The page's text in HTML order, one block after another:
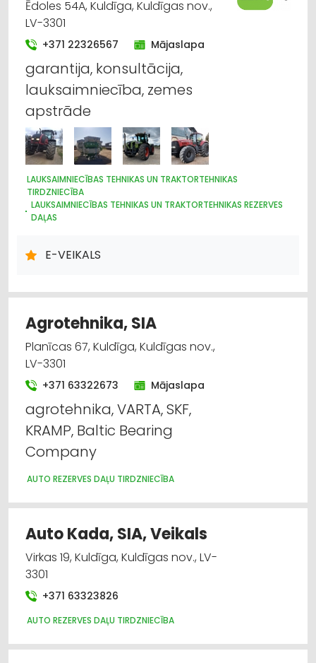
Ēdoles 54A, Kuldīga, Kuldīgas nov.,
LV-3301
+371 22326567 Mājaslapa
garantija, konsultācija,
lauksaimniecība, zemes
apstrāde
LAUKSAIMNIECĪBAS TEHNIKAS UN TRAKTORTEHNIKAS
TIRDZNIECĪBA
LAUKSAIMNIECĪBAS TEHNIKAS UN TRAKTORTEHNIKAS REZERVES
DAĻAS
INSTRUMENTU UN DARBARĪKU TIRDZNIECĪBA
AUTO REZERVES DAĻU TIRDZNIECĪBA
AUTO TIRDZNIECĪBA, AUTOSALONI
E-VEIKALS
Agrotehnika, SIA
Planīcas 67, Kuldīga, Kuldīgas nov.,
LV-3301
+371 63322673 Mājaslapa
agrotehnika, VARTA, SKF,
KRAMP, Baltic Bearing
Company
AUTO REZERVES DAĻU TIRDZNIECĪBA
Auto Kada, SIA, Veikals
Virkas 19, Kuldīga, Kuldīgas nov., LV-
3301
+371 63323826
AUTO REZERVES DAĻU TIRDZNIECĪBA